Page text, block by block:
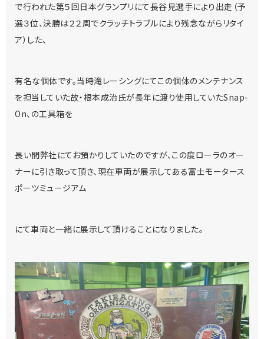
で行われた第５回日本グランプリにて長谷見選手により出走（予
選３位、決勝は２２周でクラッチトラブルにより残念ながらリタイ
ア）した、
有名な個体です。当時滝レーシングにてこの個体のメンテナンス
を担当していた故・根本成治氏が長年に渡り使用していたSnap-
On、の工具箱を
長い間弊社にてお預かりしていたのですが、この度ローラのオー
ナーに引き取って頂き、現在車両が展示してある富士モータース
ポーツミュージアム
にて車両と一緒に展示して頂けることになりました。